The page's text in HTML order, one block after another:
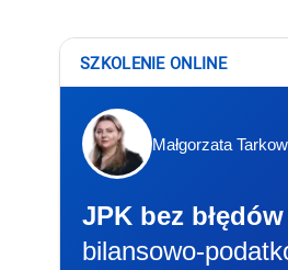
SZKOLENIE ONLINE
Małgorzata
JPK bez błędów
bilansowo-